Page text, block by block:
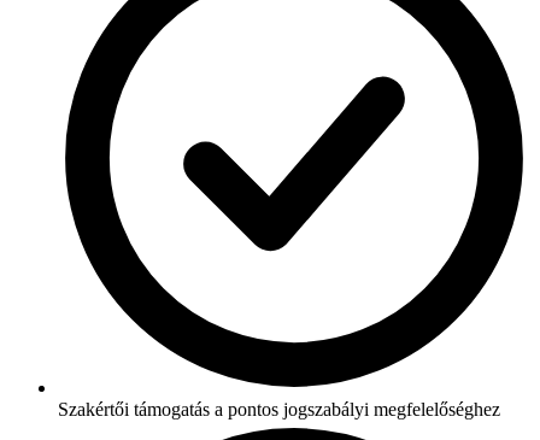
Szakértői támogatás a pontos jogszabályi megfelelőséghez